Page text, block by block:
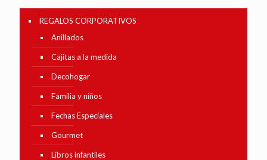
REGALOS CORPORATIVOS
Anillados
Cajitas a la medida
Decohogar
Familia y niños
Fechas Especiales
Gourmet
Libros infantiles